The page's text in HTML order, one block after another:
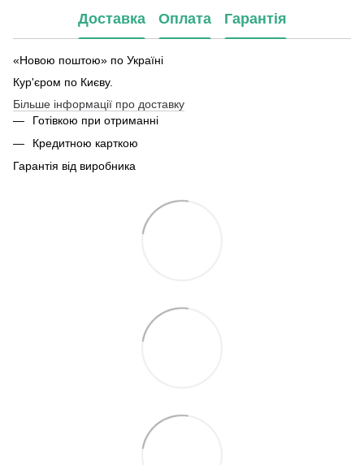
Доставка Оплата Гарантія
«Новою поштою» по Україні
Кур'єром по Києву.
Більше інформації про доставку
Готівкою при отриманні
Кредитною карткою
Гарантія від виробника